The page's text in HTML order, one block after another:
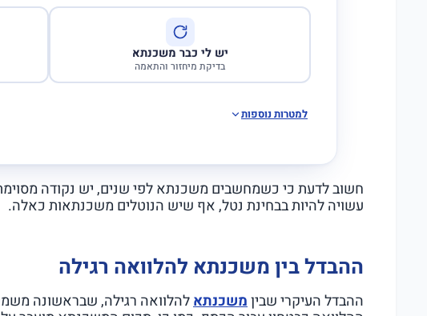
יש לי כבר משכנתא
בדיקת מיחזור והתאמה
למטרות נוספות
חשוב לדעת כי כשמחשבים משכנתא לפי שנים, יש נקודה
עשויה להיות בבחינת נטל, אף שיש הנוטלים משכנתאות כאלה.
ההבדל בין משכנתא להלוואה רגילה
ההבדל העיקרי שביןמשכנתאלהלוואה רגילה, שבראשונה